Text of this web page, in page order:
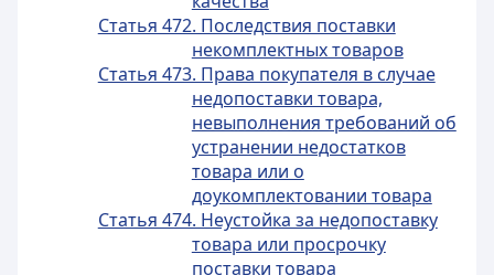
Статья 472. Последствия поставки
некомплектных товаров
Статья 473. Права покупателя в случае
недопоставки товара,
невыполнения требований об
устранении недостатков
товара или о
доукомплектовании товара
Статья 474. Неустойка за недопоставку
товара или просрочку
поставки товара